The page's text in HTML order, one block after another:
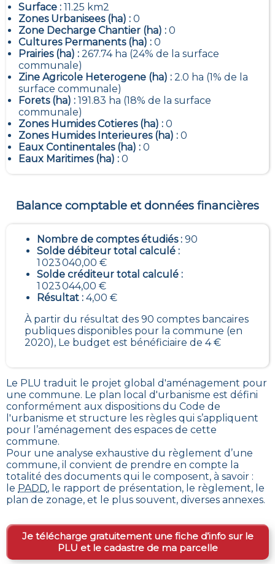
Surface : 11.25 km2
Zones Urbanisees (ha) : 0
Zone Decharge Chantier (ha) : 0
Cultures Permanents (ha) : 0
Prairies (ha) : 267.74 ha (24% de la surface
communale)
Zine Agricole Heterogene (ha) : 2.0 ha (1% de la
surface communale)
Forets (ha) : 191.83 ha (18% de la surface
communale)
Zones Humides Cotieres (ha) : 0
Zones Humides Interieures (ha) : 0
Eaux Continentales (ha) : 0
Eaux Maritimes (ha) : 0
Balance comptable et données financières
Nombre de comptes étudiés : 90
Solde débiteur total calculé :
1 023 040,00 €
Solde créditeur total calculé :
1 023 044,00 €
Résultat : 4,00 €
À partir du résultat des 90 comptes bancaires
publiques disponibles pour la commune (en
2020), Le budget est bénéficiaire de 4 €
Le PLU traduit le projet global d'aménagement pour
une commune. Le plan local d'urbanisme est défini
conformément aux dispositions du Code de
l'urbanisme et structure les règles qui s’appliquent
pour l’aménagement des espaces de cette
commune.
Pour une analyse exhaustive du règlement d’une
commune, il convient de prendre en compte la
totalité des documents qui le composent, à savoir :
le PADD, le rapport de présentation, le règlement, le
plan de zonage, et le plus souvent, diverses annexes.
Je télécharge gratuitement une fiche d’info sur le
PLU et le cadastre de ma parcelle